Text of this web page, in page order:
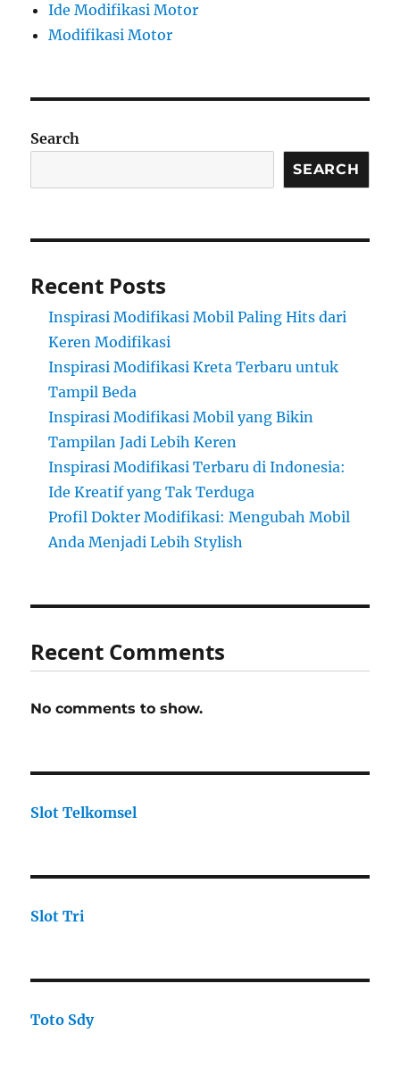
Ide Modifikasi Motor
Modifikasi Motor
Search
SEARCH
Recent Posts
Inspirasi Modifikasi Mobil Paling Hits dari
Keren Modifikasi
Inspirasi Modifikasi Kreta Terbaru untuk
Tampil Beda
Inspirasi Modifikasi Mobil yang Bikin
Tampilan Jadi Lebih Keren
Inspirasi Modifikasi Terbaru di Indonesia:
Ide Kreatif yang Tak Terduga
Profil Dokter Modifikasi: Mengubah Mobil
Anda Menjadi Lebih Stylish
Recent Comments
No comments to show.
Slot Telkomsel
Slot Tri
Toto Sdy